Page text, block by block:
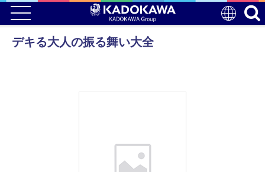
デキる大人の振る舞い大全